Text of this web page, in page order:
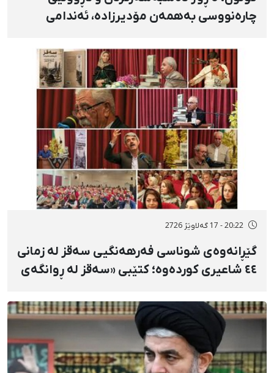
چارەنووسی بەهمەن مۆدیرزادە، ئەندامی
لە دژی لەسێدارەدان
20:22 - 17 گەلاوێژ 2726
گێڕانەوەی شوناسی فەرهەنگیی سەقز لە زمانی
٤٤ شاعیری کوردەوە؛ کتێبی «سەقز لە ڕوانگەی